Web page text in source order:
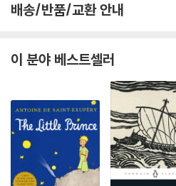
배송/반품/교환 안내
이 분야 베스트셀러